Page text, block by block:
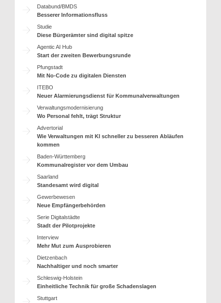
Databund/BMDS
Besserer Informationsfluss
Studie
Diese Bürgerämter sind digital spitze
Agentic AI Hub
Start der zweiten Bewerbungsrunde
Pfungstadt
Mit No-Code zu digitalen Diensten
ITEBO
Neuer Alarmierungsdienst für Kommunalverwaltungen
Verwaltungsmodernisierung
Wo Personal fehlt, trägt Struktur
Advertorial
Wie Verwaltungen mit KI schneller zu besseren Abläufen
kommen
Baden-Württemberg
Kommunalregister vor dem Umbau
Saarland
Standesamt wird digital
Gewerbewesen
Neue Empfängerbehörden
Serie Digitalstädte
Stadt der Pilotprojekte
Interview
Mehr Mut zum Ausprobieren
Dietzenbach
Nachhaltiger und noch smarter
Schleswig-Holstein
Einheitliche Technik für große Schadenslagen
Stuttgart